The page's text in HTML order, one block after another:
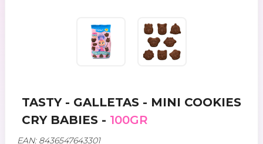
TASTY - GALLETAS - MINI COOKIES
CRY BABIES - 100GR
EAN: 8436547643301